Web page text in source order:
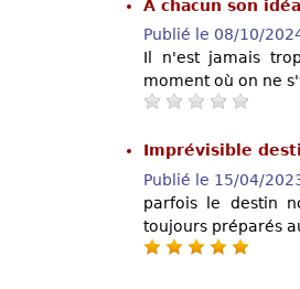
A chacun son
Publié le 08/10/
Il n'est jamais
moment où on ne
Imprévisible
Publié le 15/04/
parfois le destin
toujours préparés